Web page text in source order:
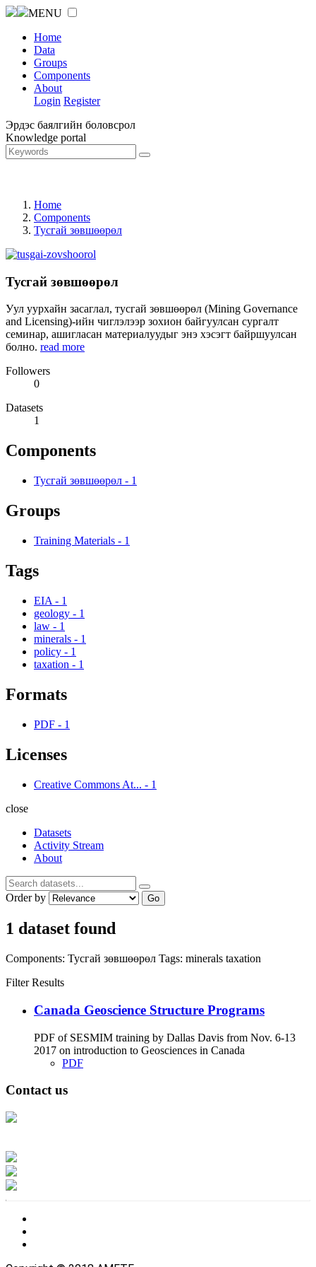
MENU
Home
Data
Groups
Components
About
Login Register
Эрдэс баялгийн боловсрол
Knowledge portal
Home
Components
Тусгай зөвшөөрөл
Тусгай зөвшөөрөл
Уул уурхайн засаглал, тусгай зөвшөөрөл (Mining Governance
and Licensing)-ийн чиглэлээр зохион байгуулсан сургалт
семинар, ашигласан материалуудыг энэ хэсэгт байршуулсан
болно. read more
Followers
0
Datasets
1
Components
Тусгай зөвшөөрөл - 1
Groups
Training Materials - 1
Tags
EIA - 1
geology - 1
law - 1
minerals - 1
policy - 1
taxation - 1
Formats
PDF - 1
Licenses
Creative Commons At... - 1
close
Datasets
Activity Stream
About
Order by Go
1 dataset found
Components: Тусгай зөвшөөрөл Tags: minerals taxation
Filter Results
Canada Geoscience Structure Programs
PDF of SESMIM training by Dallas Davis from Nov. 6-13
2017 on introduction to Geosciences in Canada
PDF
Contact us